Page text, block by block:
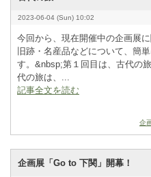
2023-06-04 (Sun) 10:02
今回から、現在開催中の企画展
旧跡・名産品などについて、簡
す。&­n­b­s­p­;第１回目は、古代の
代の旅は、...
記事全文を読む
企
企画展「Go to 下関」開幕！